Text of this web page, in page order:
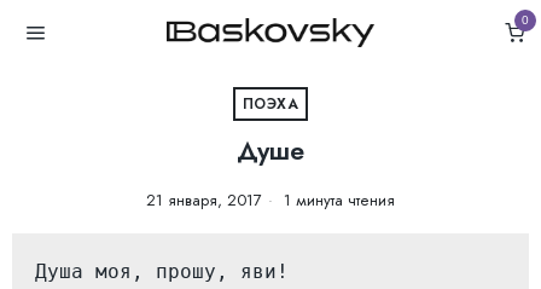
0
ПОЭХА
Душе
21 января, 2017 1 минута чтения
Душа моя, прошу, яви!